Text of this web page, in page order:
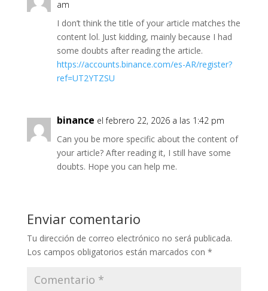
am
I don’t think the title of your article matches the
content lol. Just kidding, mainly because I had
some doubts after reading the article.
https://accounts.binance.com/es-AR/register?
ref=UT2YTZSU
binance el febrero 22, 2026 a las 1:42 pm
Can you be more specific about the content of
your article? After reading it, I still have some
doubts. Hope you can help me.
Enviar comentario
Tu dirección de correo electrónico no será publicada.
Los campos obligatorios están marcados con *